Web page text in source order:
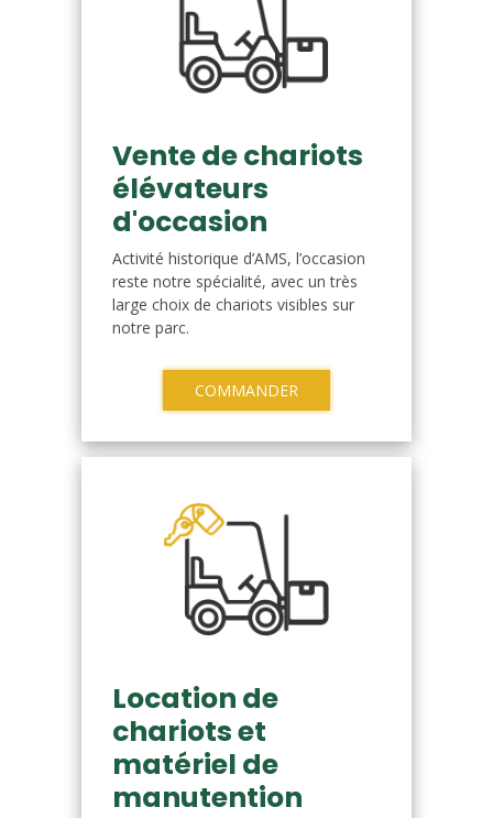
Vente de chariots
élévateurs
d'occasion
Activité historique d’AMS, l’occasion
reste notre spécialité, avec un très
large choix de chariots visibles sur
notre parc.
COMMANDER
Location de
chariots et
matériel de
manutention